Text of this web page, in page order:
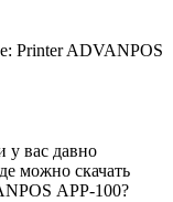
Printer ADVANPOS
у вас давно
можно скачать
АРР-100?